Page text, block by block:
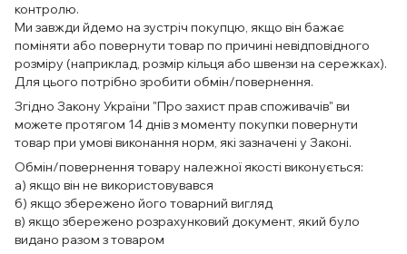
контролю.
Ми завжди йдемо на зустріч покупцю, якщо він бажає
поміняти або повернути товар по причині невідповідного
розміру (наприклад, розмір кільця або швензи на сережках).
Для цього потрібно зробити обмін/повернення.
Згідно Закону України "Про захист прав споживачів" ви
можете протягом 14 днів з моменту покупки повернути
товар при умові виконання норм, які зазначені у Законі.
Обмін/повернення товару належної якості виконується:
а) якщо він не використовувався
б) якщо збережено його товарний вигляд
в) якщо збережено розрахунковий документ, який було
видано разом з товаром